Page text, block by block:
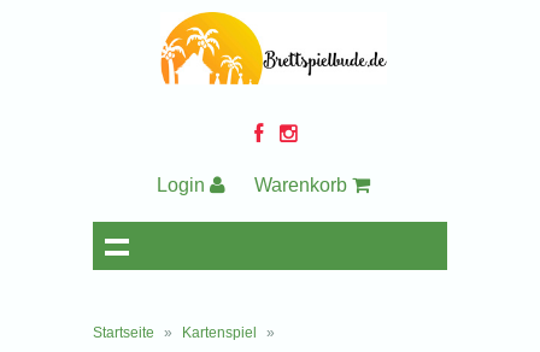
Login Warenkorb
Startseite » Kartenspiel
»